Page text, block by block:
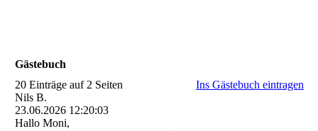
Gästebuch
20 Einträge auf 2 Seiten
Ins Gästebuch eintragen
Nils B.
23.06.2026 12:20:03
Hallo Moni,